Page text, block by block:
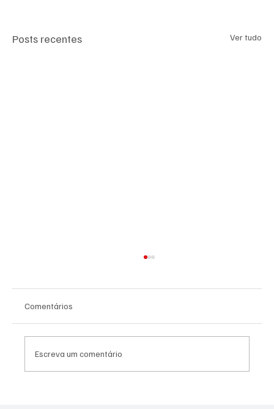
Posts recentes Ver tudo
Comentários
Escreva um comentário